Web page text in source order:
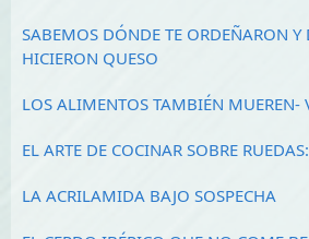
SABEMOS DÓNDE TE ORDEÑARON Y
HICIERON QUESO
LOS ALIMENTOS TAMBIÉN MUEREN-
EL ARTE DE COCINAR SOBRE
LA ACRILAMIDA BAJO SOSPECHA